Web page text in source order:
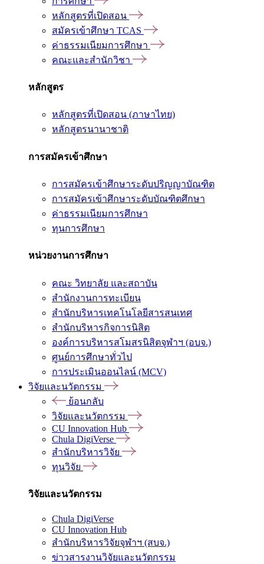
หลักสูตรที่เปิดสอน
สมัครเข้าศึกษา TCAS
ค่าธรรมเนียมการศึกษา
คณะและสำนักวิชา
หลักสูตร
หลักสูตรที่เปิดสอน (ภาษาไทย)
หลักสูตรนานาชาติ
การสมัครเข้าศึกษา
การสมัครเข้าศึกษาระดับปริญญาบัณฑิต
การสมัครเข้าศึกษาระดับบัณฑิตศึกษา
ค่าธรรมเนียมการศึกษา
ทุนการศึกษา
หน่วยงานการศึกษา
คณะ วิทยาลัย และสถาบัน
สำนักงานการทะเบียน
สำนักบริหารเทคโนโลยีสารสนเทศ
สำนักบริหารกิจการนิสิต
องค์การบริหารสโมสรนิสิตจุฬาฯ (อบจ.)
ศูนย์การศึกษาทั่วไป
การประเมินออนไลน์ (MCV)
วิจัยและนวัตกรรม
ย้อนกลับ
วิจัยและนวัตกรรม
CU Innovation Hub
Chula DigiVerse
สำนักบริหารวิจัย
ทุนวิจัย
วิจัยและนวัตกรรม
Chula DigiVerse
CU Innovation Hub
สำนักบริหารวิจัยจุฬาฯ (สบจ.)
ข่าวสารงานวิจัยและนวัตกรรม